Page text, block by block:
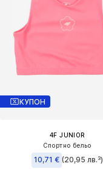
КУПОН
4F JUNIOR
Спортно бельо
10,71 € (20,95 лв.³)